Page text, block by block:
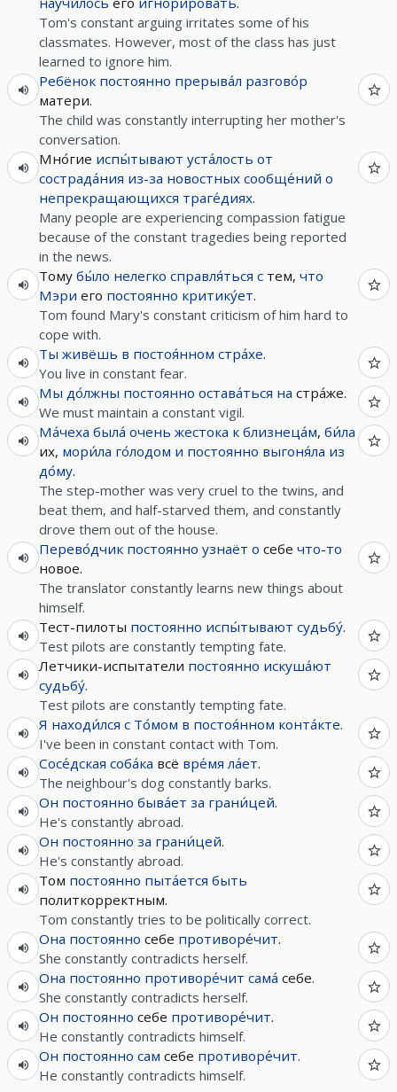
Tom's constant arguing irritates some of his
classmates. However, most of the class has just
learned to ignore him.
Ребёнок постоянно прерыва́л разгово́р
матери.
The child was constantly interrupting her mother's
conversation.
Мно́гие испы́тывают уста́лость от
сострада́ния из-за новостных сообще́ний о
непрекращающихся траге́диях.
Many people are experiencing compassion fatigue
because of the constant tragedies being reported
in the news.
Тому бы́ло нелегко справля́ться с тем, что
Мэри его постоянно критику́ет.
Tom found Mary's constant criticism of him hard to
cope with.
Ты живёшь в постоя́нном стра́хе.
You live in constant fear.
Мы до́лжны постоянно остава́ться на стра́же.
We must maintain a constant vigil.
Ма́чеха была́ очень жестока к близнеца́м, би́ла
их, мори́ла го́лодом и постоянно выгоня́ла из
до́му.
The step-mother was very cruel to the twins, and
beat them, and half-starved them, and constantly
drove them out of the house.
Перево́дчик постоянно узнаёт о себе что-то
новое.
The translator constantly learns new things about
himself.
Тест-пилоты постоянно испы́тывают судьбу́.
Test pilots are constantly tempting fate.
Летчики-испытатели постоянно искуша́ют
судьбу́.
Test pilots are constantly tempting fate.
Я находи́лся с То́мом в постоя́нном конта́кте.
I've been in constant contact with Tom.
Сосе́дская соба́ка всё вре́мя ла́ет.
The neighbour's dog constantly barks.
Он постоянно быва́ет за грани́цей.
He's constantly abroad.
Он постоянно за грани́цей.
He's constantly abroad.
Том постоянно пыта́ется быть
политкорректным.
Tom constantly tries to be politically correct.
Она постоянно себе противоре́чит.
She constantly contradicts herself.
Она постоянно противоре́чит сама́ себе.
She constantly contradicts herself.
Он постоянно себе противоре́чит.
He constantly contradicts himself.
Он постоянно сам себе противоре́чит.
He constantly contradicts himself.